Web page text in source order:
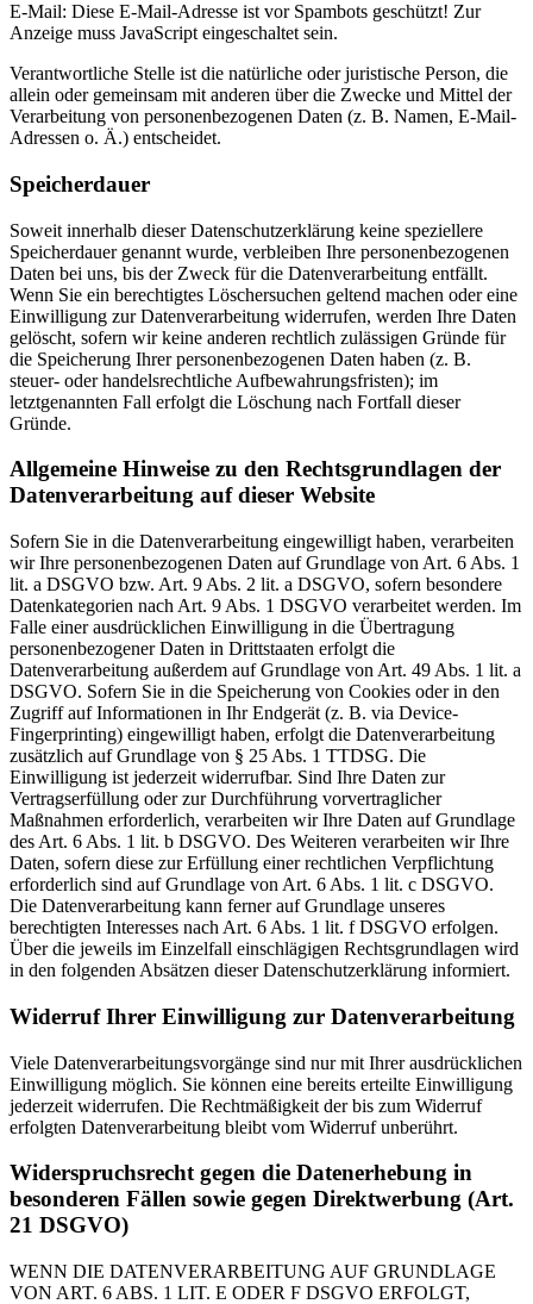
E-Mail: Diese E-Mail-Adresse ist vor Spambots geschützt! Zur
Anzeige muss JavaScript eingeschaltet sein.
Verantwortliche Stelle ist die natürliche oder juristische Person, die
allein oder gemeinsam mit anderen über die Zwecke und Mittel der
Verarbeitung von personenbezogenen Daten (z. B. Namen, E-Mail-
Adressen o. Ä.) entscheidet.
Speicherdauer
Soweit innerhalb dieser Datenschutzerklärung keine speziellere
Speicherdauer genannt wurde, verbleiben Ihre personenbezogenen
Daten bei uns, bis der Zweck für die Datenverarbeitung entfällt.
Wenn Sie ein berechtigtes Löschersuchen geltend machen oder eine
Einwilligung zur Datenverarbeitung widerrufen, werden Ihre Daten
gelöscht, sofern wir keine anderen rechtlich zulässigen Gründe für
die Speicherung Ihrer personenbezogenen Daten haben (z. B.
steuer- oder handelsrechtliche Aufbewahrungsfristen); im
letztgenannten Fall erfolgt die Löschung nach Fortfall dieser
Gründe.
Allgemeine Hinweise zu den Rechtsgrundlagen der
Datenverarbeitung auf dieser Website
Sofern Sie in die Datenverarbeitung eingewilligt haben, verarbeiten
wir Ihre personenbezogenen Daten auf Grundlage von Art. 6 Abs. 1
lit. a DSGVO bzw. Art. 9 Abs. 2 lit. a DSGVO, sofern besondere
Datenkategorien nach Art. 9 Abs. 1 DSGVO verarbeitet werden. Im
Falle einer ausdrücklichen Einwilligung in die Übertragung
personenbezogener Daten in Drittstaaten erfolgt die
Datenverarbeitung außerdem auf Grundlage von Art. 49 Abs. 1 lit. a
DSGVO. Sofern Sie in die Speicherung von Cookies oder in den
Zugriff auf Informationen in Ihr Endgerät (z. B. via Device-
Fingerprinting) eingewilligt haben, erfolgt die Datenverarbeitung
zusätzlich auf Grundlage von § 25 Abs. 1 TTDSG. Die
Einwilligung ist jederzeit widerrufbar. Sind Ihre Daten zur
Vertragserfüllung oder zur Durchführung vorvertraglicher
Maßnahmen erforderlich, verarbeiten wir Ihre Daten auf Grundlage
des Art. 6 Abs. 1 lit. b DSGVO. Des Weiteren verarbeiten wir Ihre
Daten, sofern diese zur Erfüllung einer rechtlichen Verpflichtung
erforderlich sind auf Grundlage von Art. 6 Abs. 1 lit. c DSGVO.
Die Datenverarbeitung kann ferner auf Grundlage unseres
berechtigten Interesses nach Art. 6 Abs. 1 lit. f DSGVO erfolgen.
Über die jeweils im Einzelfall einschlägigen Rechtsgrundlagen wird
in den folgenden Absätzen dieser Datenschutzerklärung informiert.
Widerruf Ihrer Einwilligung zur Datenverarbeitung
Viele Datenverarbeitungsvorgänge sind nur mit Ihrer ausdrücklichen
Einwilligung möglich. Sie können eine bereits erteilte Einwilligung
jederzeit widerrufen. Die Rechtmäßigkeit der bis zum Widerruf
erfolgten Datenverarbeitung bleibt vom Widerruf unberührt.
Widerspruchsrecht gegen die Datenerhebung in
besonderen Fällen sowie gegen Direktwerbung (Art.
21 DSGVO)
WENN DIE DATENVERARBEITUNG AUF GRUNDLAGE
VON ART. 6 ABS. 1 LIT. E ODER F DSGVO ERFOLGT,